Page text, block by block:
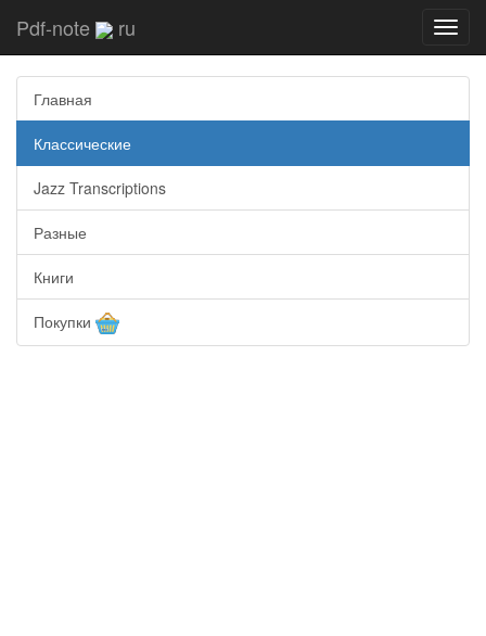
Pdf-note ru
Главная
Классические
Jazz Transcriptions
Разные
Книги
Покупки